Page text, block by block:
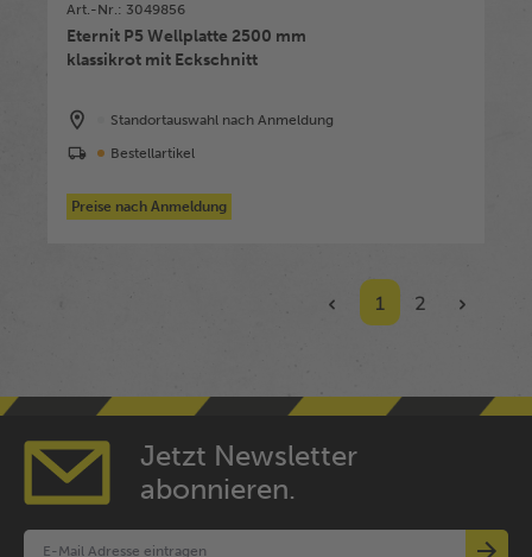
Art.-Nr.: 3049856
Eternit P5 Wellplatte 2500 mm
klassikrot mit Eckschnitt
Standortauswahl nach Anmeldung
Bestellartikel
Preise nach Anmeldung
1 2
Jetzt Newsletter
abonnieren.